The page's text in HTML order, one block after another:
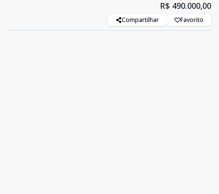
R$ 490.000,00
Compartilhar Favorito